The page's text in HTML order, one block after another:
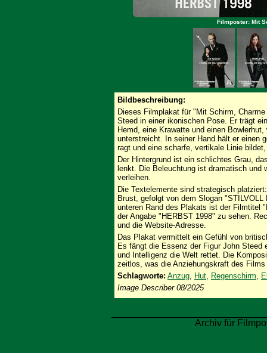
Filmposter: Mit
Bildbeschreibung:
Dieses Filmplakat für "Mit Schirm,
Steed in einer ikonischen Pose. Er trägt
Hemd, eine Krawatte und einen
unterstreicht. In seiner Hand hält er einen
ragt und eine scharfe, vertikale Linie
Der Hintergrund ist ein schlichtes Grau,
lenkt. Die Beleuchtung ist dramatisch
verleihen.
Die Textelemente sind strategisch
Brust, gefolgt von dem Slogan
unteren Rand des Plakats ist der Filmtitel
der Angabe "HERBST 1998" zu sehen.
und die Website-Adresse.
Das Plakat vermittelt ein Gefühl von
Es fängt die Essenz der Figur John Steed
und Intelligenz die Welt rettet. Die
zeitlos, was die Anziehungskraft des
Schlagworte: Anzug, Hut, Regenschirm,
Image Describer 08/2025
Archiv für